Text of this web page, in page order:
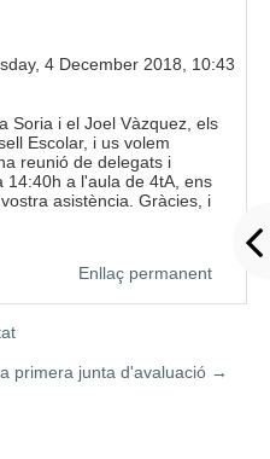
4 December 2018, 10:43
Soria i el Joel Vàzquez, els
Escolar, i us volem
reunió de delegats i
14:40h a l'aula de 4tA, ens
asistència. Gràcies, i
Enllaç permanent
primera junta d'avaluació →